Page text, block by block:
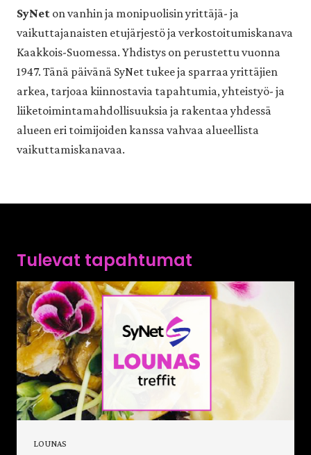
SyNet on vanhin ja monipuolisin yrittäjä- ja
vaikuttajanaisten etujärjestö ja verkostoitumiskanava
Kaakkois-Suomessa. Yhdistys on perustettu vuonna
1947. Tänä päivänä SyNet tukee ja sparraa yrittäjien
arkea, tarjoaa kiinnostavia tapahtumia, yhteistyö- ja
liiketoimintamahdollisuuksia ja rakentaa yhdessä
alueen eri toimijoiden kanssa vahvaa alueellista
vaikuttamiskanavaa.
Tulevat tapahtumat
LOUNAS